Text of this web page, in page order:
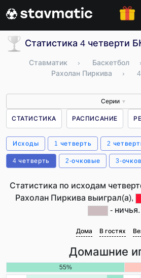
Статистика 4 четверти
Ставматик › Баскетбол ›
Рахолан Пиркива
›
Серии ▼
СТАТИСТИКА РАСПИСАНИЕ
Исходы 1 четверть 2
4 четверть 2-очковые 3-
Статистика по исходам
Рахолан Пиркива выиграл(а),
- ничья.
Дома В гостях
Домашние
55%